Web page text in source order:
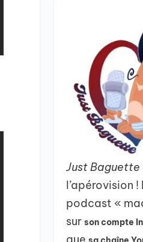
Just Baguette
l’apérovision
podcast «
surson compte